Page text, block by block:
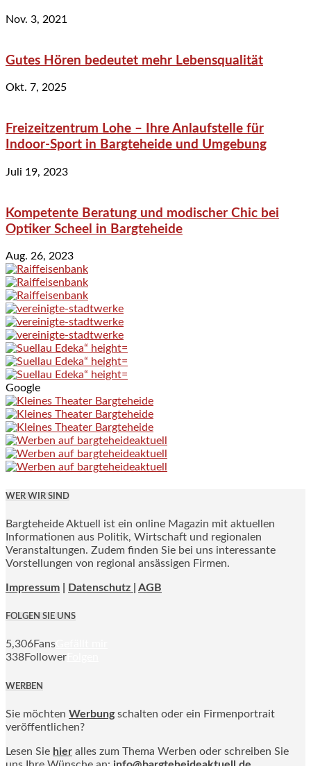
Nov. 3, 2021
Gutes Hören bedeutet mehr Lebensqualität
Okt. 7, 2025
Freizeitzentrum Lohe – Ihre Anlaufstelle für
Indoor-Sport in Bargteheide und Umgebung
Juli 19, 2023
Kompetente Beratung und modischer Chic bei
Optiker Scheel in Bargteheide
Aug. 26, 2023
Google
WER WIR SIND
Bargteheide Aktuell ist ein online Magazin mit aktuellen
Informationen aus Politik, Wirtschaft und regionalen
Veranstaltungen. Zudem finden Sie bei uns interessante
Vorstellungen von regional ansässigen Firmen.
Impressum Datenschutz | AGB
FOLGEN SIE UNS
5,306Fans
338Follower
WERBEN
Sie möchten Werbung schalten oder ein Firmenportrait
veröffentlichen?
Lesen Sie hier alles zum Thema Werben oder schreiben Sie